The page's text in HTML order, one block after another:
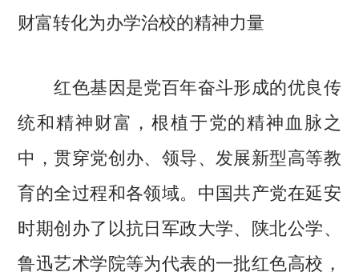
财富转化为办学治校的精神力量
红色基因是党百年奋斗形成的优良传
统和精神财富，根植于党的精神血脉之
中，贯穿党创办、领导、发展新型高等教
育的全过程和各领域。中国共产党在延安
时期创办了以抗日军政大学、陕北公学、
鲁迅艺术学院等为代表的一批红色高校，